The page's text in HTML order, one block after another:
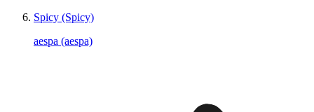
Spicy (Spicy)
aespa (aespa)